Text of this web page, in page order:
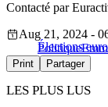
Contacté par
Élections
Aug 21, 2024 -
Politique
Print Partager
LES PLUS LUS